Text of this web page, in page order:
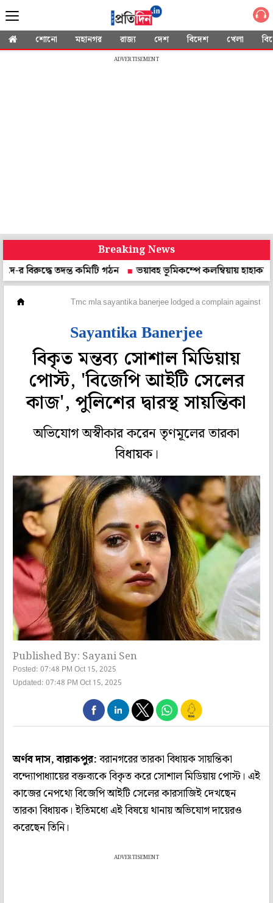
শোনো মহানগর রাজ্য দেশ বিদেশ খেলা
ADVERTISEMENT
Breaking News
তদন্ত কমিটি গঠন
ভয়াবহ ভূমিকম্পে কলম্বিয়ায় হাহাকার,
Tmc mla sayantika banerjee lodged a complain against
Sayantika Banerjee
বিকৃত মন্তব্য সোশাল মিডিয়ায়
পোস্ট, 'বিজেপি আইটি সেলের
কাজ', পুলিশের দ্বারস্থ সায়ন্তিকা
অভিযোগ অস্বীকার করেন তৃণমূলের তারকা
বিধায়ক।
Published By: Sayani Sen
Posted: 07:48 PM Oct 15, 2025
Updated: 07:48 PM Oct 15, 2025
অর্ণব দাস, বারাকপুর:বরানগরের তারকা বিধায়ক সায়ন্তিকা
বন্দ্যোপাধ্যায়ের বক্তব্যকে বিকৃত করে সোশাল মিডিয়ায় পোস্ট। এই
কাজের নেপথ্যে বিজেপি আইটি সেলের কারসাজিই দেখছেন
তারকা বিধায়ক। ইতিমধ্যে এই বিষয়ে থানায় অভিযোগ দায়েরও
করেছেন তিনি।
ADVERTISEMENT